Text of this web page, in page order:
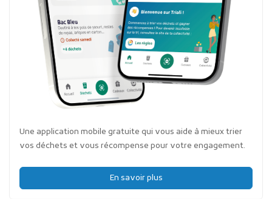
Une application mobile gratuite qui vous aide à mieux trier
vos déchets et vous récompense pour votre engagement.
En savoir plus